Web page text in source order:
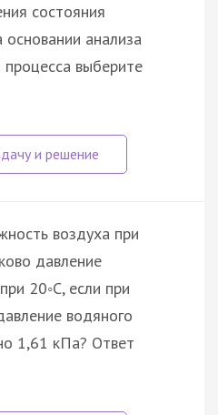
состояния
основании анализа
процесса выберите
воздуха при
давление
20◦С, если при
водяного
1,61 кПа? Ответ